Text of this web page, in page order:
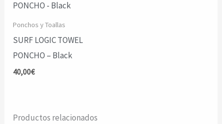
Ponchos y Toallas
SURF LOGIC TOWEL
PONCHO – Black
40,00€
Productos relacionados